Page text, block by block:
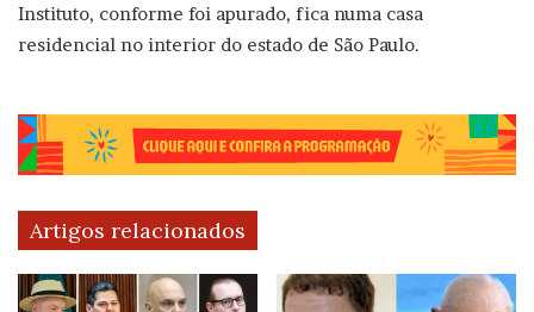
Instituto, conforme foi apurado, fica numa casa
residencial no interior do estado de São Paulo.
Artigos relacionados